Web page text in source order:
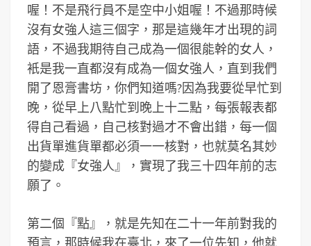
喔！不是飛行員不是空中小姐喔！不過那時候
沒有女強人這三個字，那是這幾年才出現的詞
語，不過我期待自己成為一個很能幹的女人，
衹是我一直都沒有成為一個女強人，直到我們
開了恩膏書坊，你們知道嗎?因為我要從早忙到
晚，從早上八點忙到晚上十二點，每張報表都
得自己看過，自己核對過才不會出錯，每一個
出貨單進貨單都必須一一核對，也就莫名其妙
的變成『女強人』，實現了我三十四年前的志
願了。
第二個『點』，就是先知在二十一年前對我的